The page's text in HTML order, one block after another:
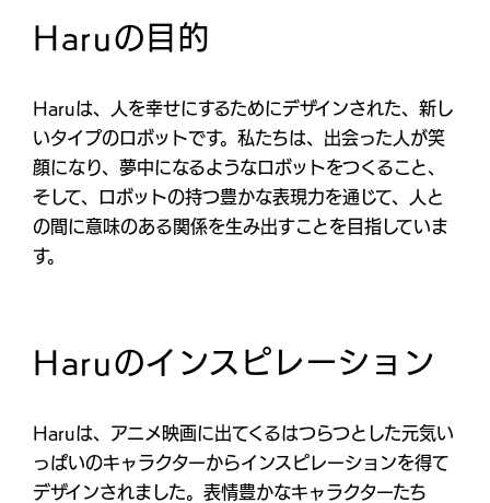
Haruの目的
Haruは、人を幸せにするためにデザインされた、新し
いタイプのロボットです。私たちは、出会った人が笑
顔になり、夢中になるようなロボットをつくること、
そして、ロボットの持つ豊かな表現力を通じて、人と
の間に意味のある関係を生み出すことを目指していま
す。
Haruのインスピレーション
Haruは、アニメ映画に出てくるはつらつとした元気い
っぱいのキャラクターからインスピレーションを得て
デザインされました。表情豊かなキャラクターたち